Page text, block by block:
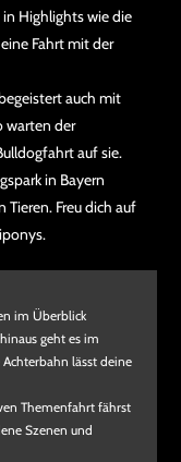
Highlights wie die
Fahrt mit der
auch mit
warten der
auf sie.
in Bayern
Freu dich auf
im Überblick
geht es im
Achterbahn lässt deine
Themenfahrt fährst
Szenen und